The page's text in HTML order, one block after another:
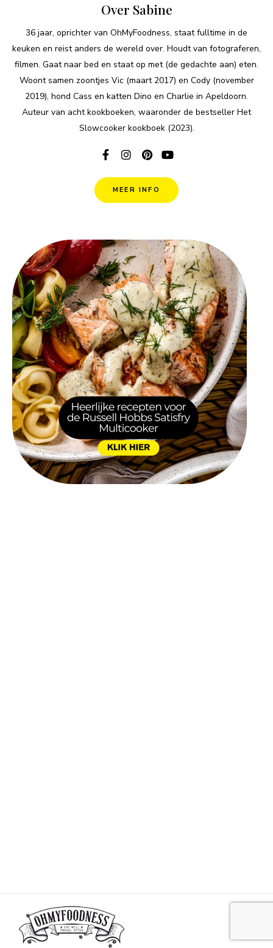
Over Sabine
36 jaar, oprichter van OhMyFoodness, staat fulltime in de
keuken en reist anders de wereld over. Houdt van fotograferen,
filmen. Gaat naar bed en staat op met (de gedachte aan) eten.
Woont samen zoontjes Vic (maart 2017) en Cody (november
2019), hond Cass en katten Dino en Charlie in Apeldoorn.
Auteur van acht kookboeken, waaronder de bestseller Het
Slowcooker kookboek (2023).
MEER INFO